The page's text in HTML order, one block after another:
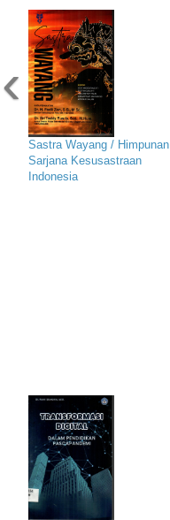
Sastra Wayang / Himpunan
Sarjana Kesusastraan
Indonesia
‹